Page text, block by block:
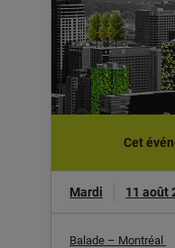
Cet
Mardi 11 août
Balade – Montréal